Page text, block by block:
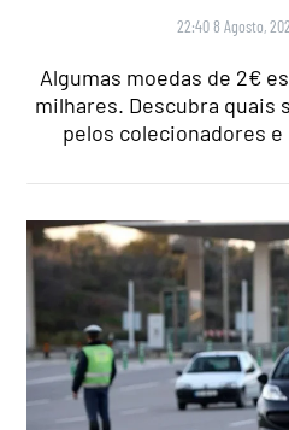
22:40 8 Agosto,
Algumas moedas de 2€
milhares. Descubra quais
pelos colecionadores